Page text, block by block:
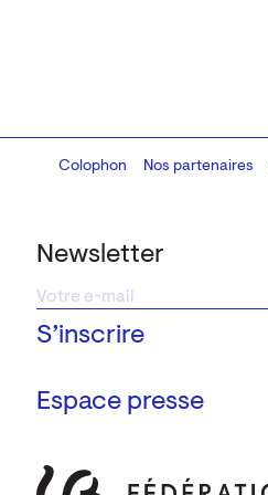
Newsletter
Espace presse
Colophon
Design:Marcel Kaczmarek,
Nos partenaires